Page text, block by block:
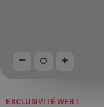
EXCLUSIVITÉ WEB !